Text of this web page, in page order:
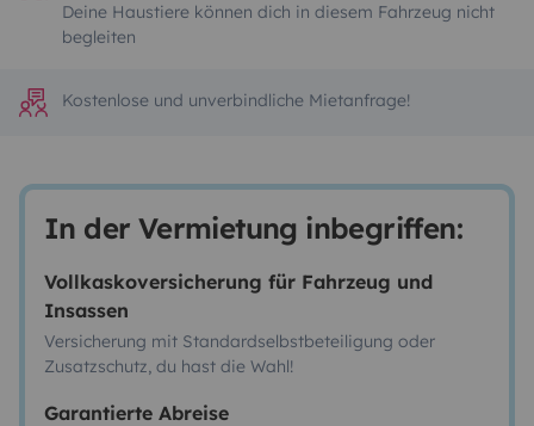
Deine Haustiere können dich in diesem Fahrzeug nicht
begleiten
Kostenlose und unverbindliche Mietanfrage!
In der Vermietung inbegriffen:
Vollkaskoversicherung für Fahrzeug und
Insassen
Versicherung mit Standardselbstbeteiligung oder
Zusatzschutz, du hast die Wahl!
Garantierte Abreise